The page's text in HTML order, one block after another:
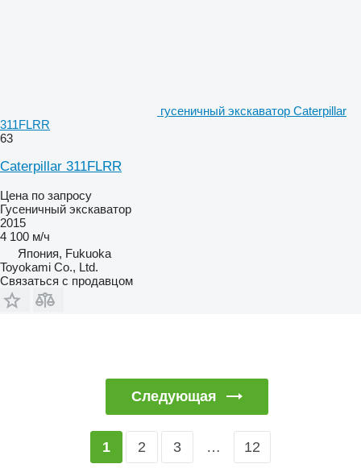
гусеничный экскаватор Caterpillar
311FLRR
63
Caterpillar 311FLRR
Цена по запросу
Гусеничный экскаватор
2015
4 100 м/ч
Япония, Fukuoka
Toyokami Co., Ltd.
Связаться с продавцом
Следующая
1 2 3 … 12